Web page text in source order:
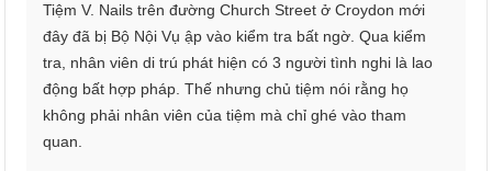
Tiệm V. Nails trên đường Church Street ở Croydon mới
đây đã bị Bộ Nội Vụ ập vào kiểm tra bất ngờ. Qua kiểm
tra, nhân viên di trú phát hiện có 3 người tình nghi là lao
động bất hợp pháp. Thế nhưng chủ tiệm nói rằng họ
không phải nhân viên của tiệm mà chỉ ghé vào tham
quan.